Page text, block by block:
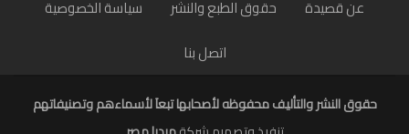
عن قصيدة حقوق الطبع والنشر
سياسة الخصوصية
اتصل بنا
حقوق النشر والتأليف محفوظه لأصحابها تبعاَ لأسماءهم وتصنيفاتهم